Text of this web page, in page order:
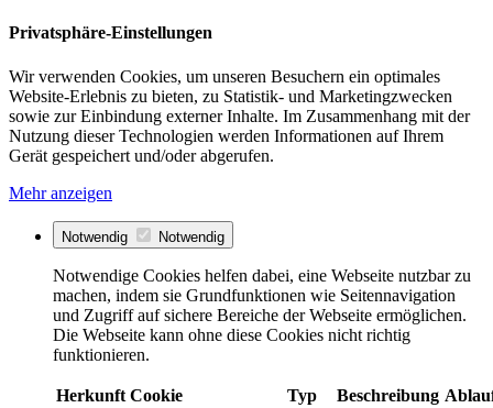
Privatsphäre-Einstellungen
Wir verwenden Cookies, um unseren Besuchern ein optimales
Website-Erlebnis zu bieten, zu Statistik- und Marketingzwecken
sowie zur Einbindung externer Inhalte. Im Zusammenhang mit der
Nutzung dieser Technologien werden Informationen auf Ihrem
Gerät gespeichert und/oder abgerufen.
Mehr anzeigen
Notwendig Notwendig
Notwendige Cookies helfen dabei, eine Webseite nutzbar zu
machen, indem sie Grundfunktionen wie Seitennavigation
und Zugriff auf sichere Bereiche der Webseite ermöglichen.
Die Webseite kann ohne diese Cookies nicht richtig
funktionieren.
Herkunft Cookie Typ Beschreibung